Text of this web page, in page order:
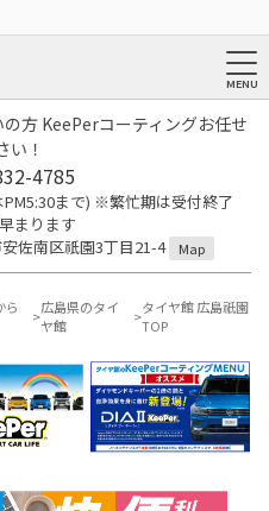
方 KeePerコーティングお任せ
い！
4785
PM5:30まで) ※繁忙期は受付終了
まります
佐南区祇園3丁目21-4
Map
ら
広島県のタイ
ヤ館
タイヤ館 広島祇園
TOP